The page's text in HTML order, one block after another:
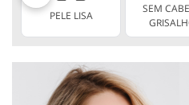
PELE LISA
SEM